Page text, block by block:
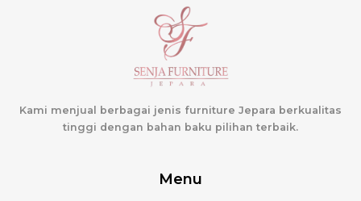
Kami menjual berbagai jenis furniture Jepara berkualitas
tinggi dengan bahan baku pilihan terbaik.
Menu